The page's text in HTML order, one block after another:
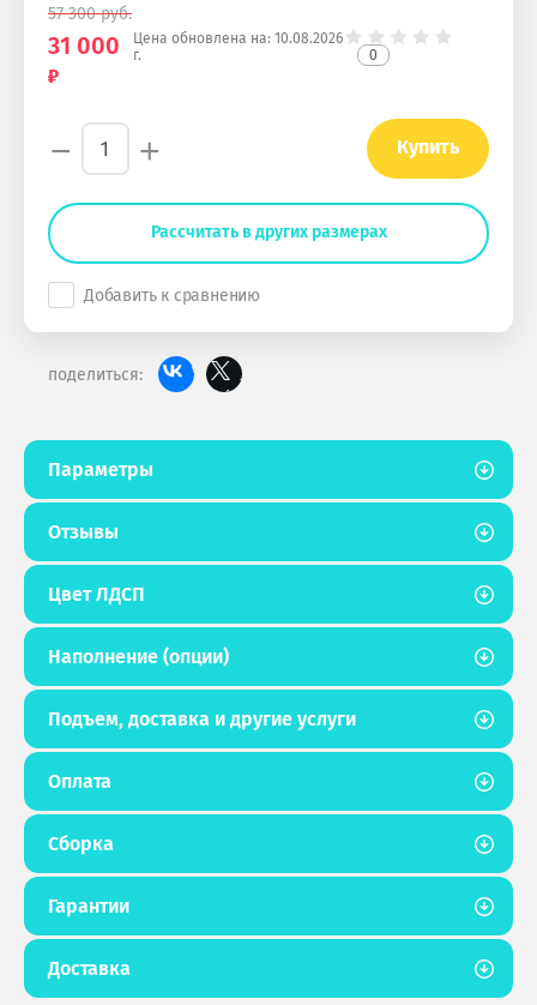
57 300руб.
31 000 Цена обновлена на: 10.08.2026
г.
0
− + Купить
Рассчитать в других размерах
Добавить к сравнению
поделиться:
Параметры
Отзывы
Цвет ЛДСП
Наполнение (опции)
Подъем, доставка и другие услуги
Оплата
Сборка
Гарантии
Доставка